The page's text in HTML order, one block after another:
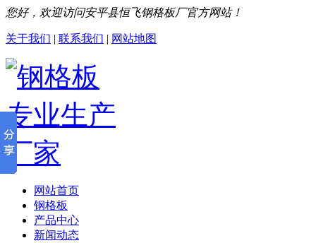
您好，欢迎访问安平县恒飞钢格板厂官方网站！
关于我们 | 联系我们 | 网站地图
网站首页
钢格板
产品中心
新闻动态